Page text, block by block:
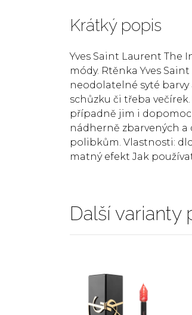
Krátký popis
Yves Saint Laurent The
módy. Rtěnka Yves
neodolatelné syté
schůzku či třeba
případně jim i
nádherně zbarvených
polibkům. Vlastnosti:
matný efekt Jak
Další varianty